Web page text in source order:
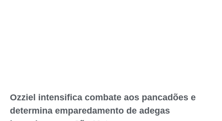
Ozziel intensifica combate aos pancadões e
determina emparedamento de adegas